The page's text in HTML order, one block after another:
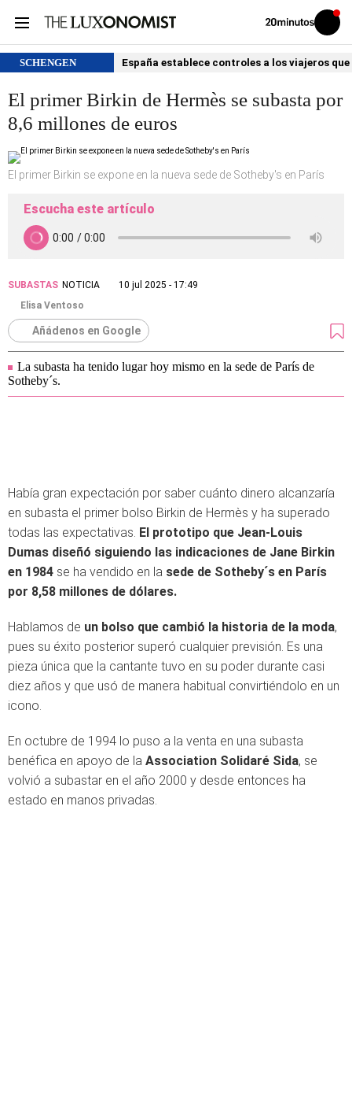
Volver
Iniciar
sesión
SCHENGEN España establece controles a los viajeros
El primer Birkin de Hermès se subasta por
8,6 millones de euros
El primer Birkin se expone en la nueva sede de Sotheby's en París
Escucha este artículo
SUBASTAS NOTICIA
10 jul 2025 - 17:49
Elisa Ventoso
Añádenos en Google
La subasta ha tenido lugar hoy mismo en la sede de París de
Sotheby´s.
Había gran expectación por saber cuánto dinero alcanzaría
en subasta el primer bolso Birkin de Hermès y ha superado
todas las expectativas. El prototipo que Jean-Louis
Dumas diseñó siguiendo las indicaciones de Jane Birkin
en 1984 se ha vendido en la sede de Sotheby´s en París
por 8,58 millones de dólares.
Hablamos de un bolso que cambió la historia de la moda,
pues su éxito posterior superó cualquier previsión. Es una
pieza única que la cantante tuvo en su poder durante casi
diez años y que usó de manera habitual convirtiéndolo en un
icono.
En octubre de 1994 lo puso a la venta en una subasta
benéfica en apoyo de la Association Solidaré Sida, se
volvió a subastar en el año 2000 y desde entonces ha
estado en manos privadas.